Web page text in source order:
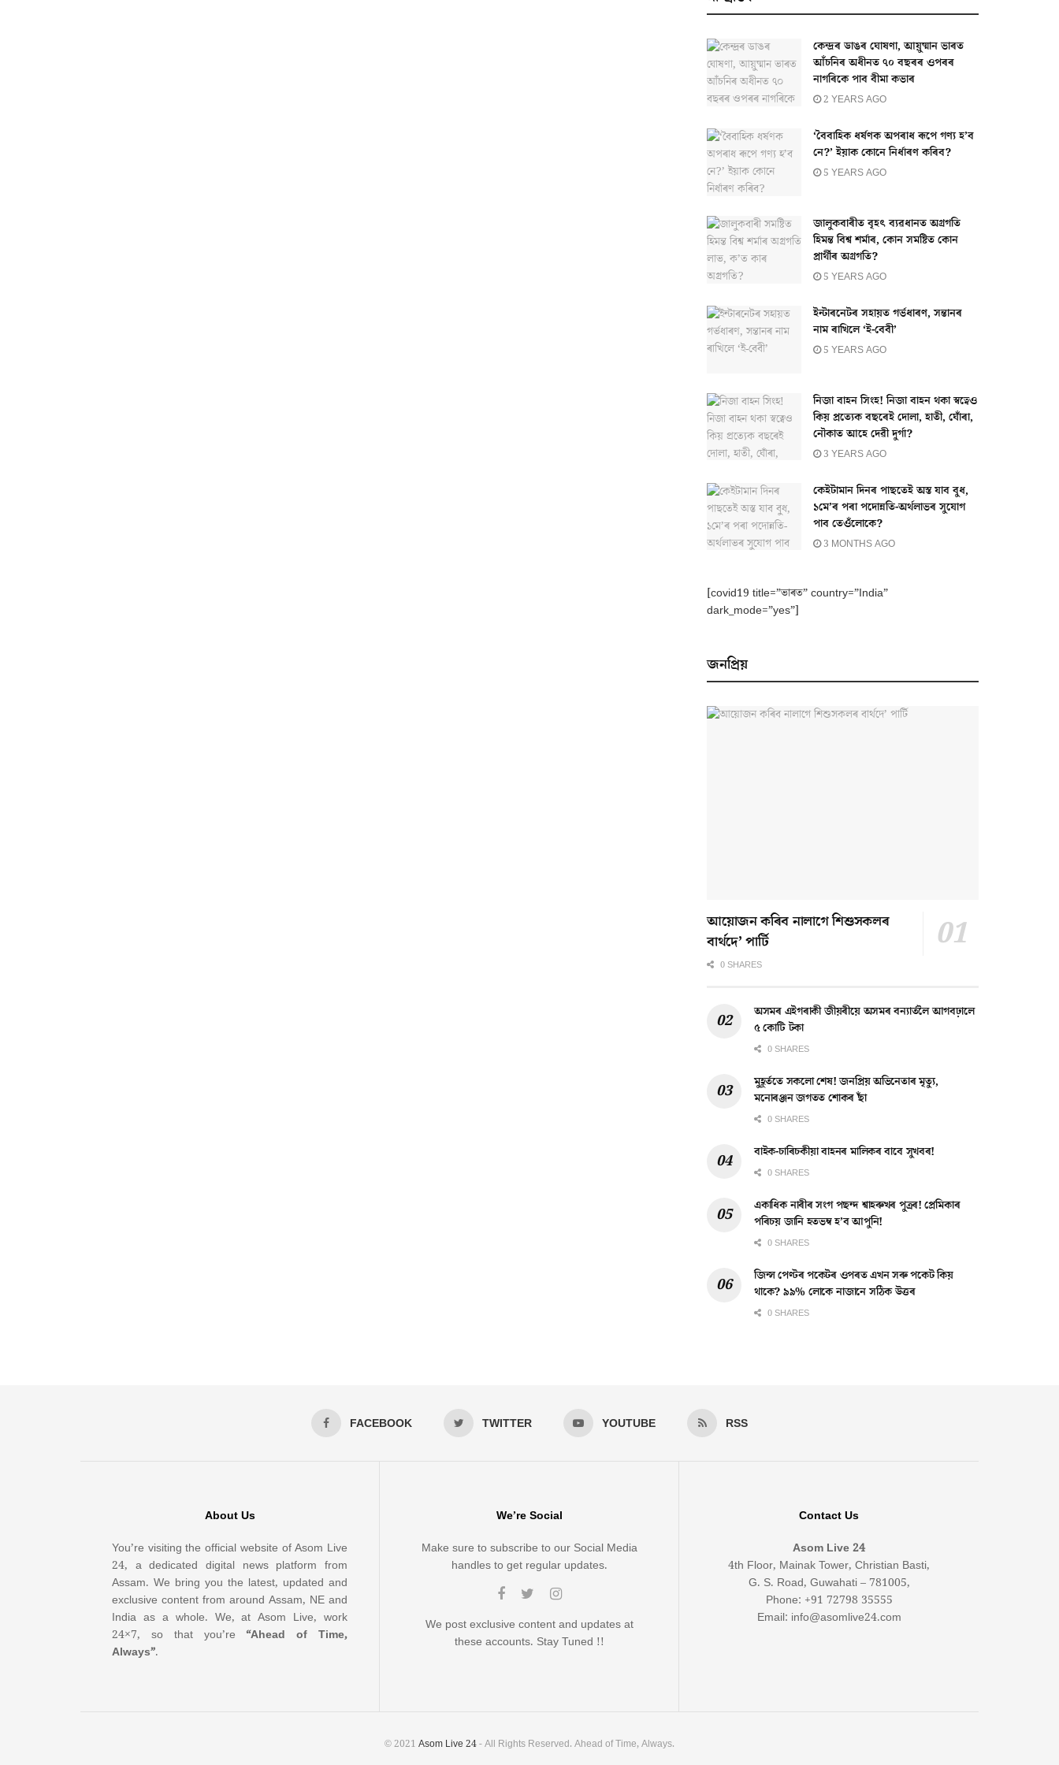
কেন্দ্ৰৰ ডাঙৰ ঘোষণা, আয়ুষ্মান ভাৰত
আঁচনিৰ অধীনত ৭০ বছৰৰ ওপৰৰ
নাগৰিকে পাব বীমা কভাৰ
2 YEARS AGO
‘বৈবাহিক ধৰ্ষণক অপৰাধ ৰূপে গণ্য হ’ব
নে?’ ইয়াক কোনে নিৰ্ধাৰণ কৰিব?
5 YEARS AGO
জালুকবাৰীত বৃহৎ ব্যৱধানত অগ্ৰগতি
হিমন্ত বিশ্ব শৰ্মাৰ, কোন সমষ্টিত কোন
প্ৰাৰ্থীৰ অগ্ৰগতি?
5 YEARS AGO
ইন্টাৰনেটৰ সহায়ত গৰ্ভধাৰণ, সন্তানৰ
নাম ৰাখিলে ‘ই-বেবী’
5 YEARS AGO
নিজা বাহন সিংহ! নিজা বাহন থকা স্বত্বেও
কিয় প্ৰত্যেক বছৰেই দোলা, হাতী, ঘোঁৰা,
নৌকাত আহে দেৱী দুৰ্গা?
3 YEARS AGO
কেইটামান দিনৰ পাছতেই অস্ত যাব বুধ,
১মে’ৰ পৰা পদোন্নতি-অৰ্থলাভৰ সুযোগ
পাব তেওঁলোকে?
3 MONTHS AGO
[covid19 title=”ভাৰত” country=”India”
dark_mode=”yes”]
জনপ্ৰিয়
আয়োজন কৰিব নালাগে শিশুসকলৰ
বাৰ্থদে’ পাৰ্টি
0 SHARES
অসমৰ এইগৰাকী জীয়ৰীয়ে অসমৰ বন্যাৰ্তলৈ আগবঢ়ালে
৫ কোটি টকা
0 SHARES
মুহূৰ্ততে সকলো শেষ! জনপ্ৰিয় অভিনেতাৰ মৃত্যু,
মনোৰঞ্জন জগতত শোকৰ ছাঁ
0 SHARES
বাইক-চাৰিচকীয়া বাহনৰ মালিকৰ বাবে সুখবৰ!
0 SHARES
একাধিক নাৰীৰ সংগ পছন্দ শ্বাহৰুখৰ পুত্ৰৰ! প্ৰেমিকাৰ
পৰিচয় জানি হতভম্ব হ’ব আপুনি!
0 SHARES
জিন্স পেণ্টৰ পকেটৰ ওপৰত এখন সৰু পকেট কিয়
থাকে? ৯৯% লোকে নাজানে সঠিক উত্তৰ
0 SHARES
FACEBOOK TWITTER YOUTUBE RSS
About Us
You’re visiting the official website of Asom Live
24, a dedicated digital news platform from
Assam. We bring you the latest, updated and
exclusive content from around Assam, NE and
India as a whole. We, at Asom Live, work
24×7, so that you’re“Ahead of Time,
Always”.
We’re Social
Make sure to subscribe to our Social Media
handles to get regular updates.
We post exclusive content and updates at
these accounts. Stay Tuned !!
Contact Us
Asom Live 24
4th Floor, Mainak Tower, Christian Basti,
G. S. Road, Guwahati – 781005,
Phone: +91 72798 35555
Email: info@asomlive24.com
© 2021 Asom Live 24- All Rights Reserved. Ahead of Time, Always.